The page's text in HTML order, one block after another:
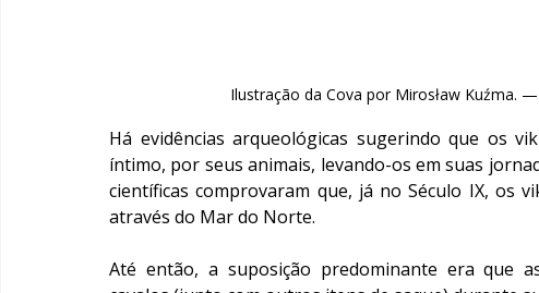
Ilustração da Cova por Mirosław Kuźma.
Há evidências arqueológicas sugerindo que os
íntimo, por seus animais, levando-os em suas
científicas comprovaram que, já no Século IX, os
através do Mar do Norte.
Até então, a suposição predominante era que